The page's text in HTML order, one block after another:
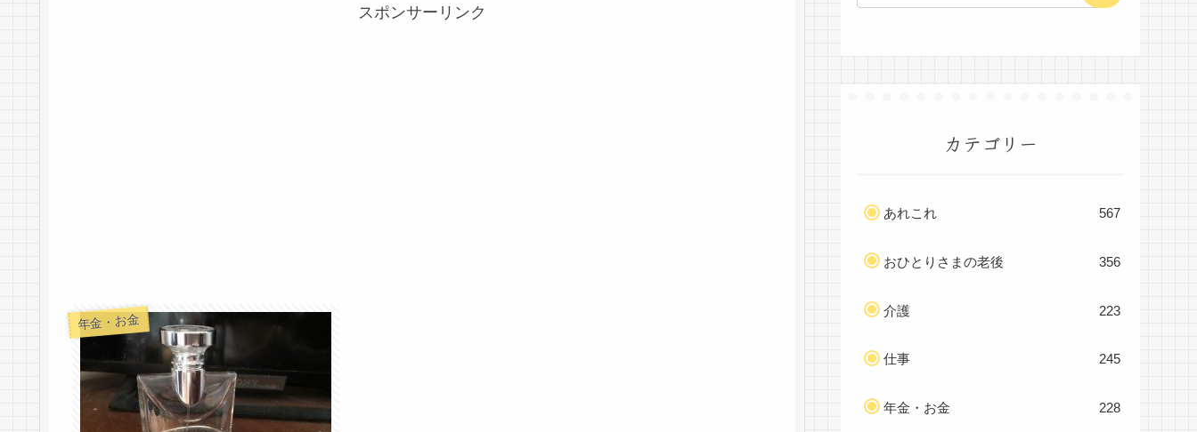
スポンサーリンク
年金・お金
カテゴリー
あれこれ 567
おひとりさまの老後 356
介護 223
仕事 245
年金・お金 228